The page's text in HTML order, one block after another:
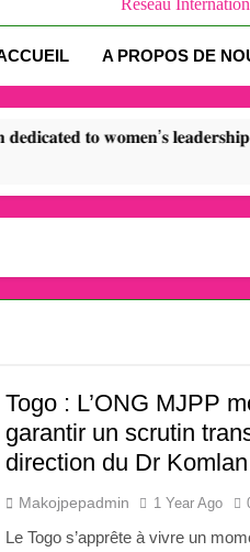
AFRIQUE DU SUD :
A PROPOS DE
𝐥𝐞𝐚𝐝𝐞𝐫𝐬𝐡𝐢𝐩 𝐚𝐧𝐝 𝐩𝐞𝐚𝐜𝐞.
Togo : L’ONG MJPP
garantir un scrutin
direction du Dr
Makojpepadmin 1 Year Ago
Le Togo s’apprête à vivre un